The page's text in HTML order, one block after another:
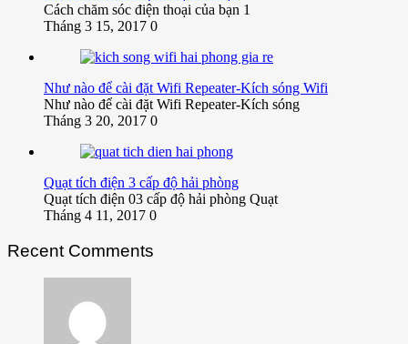
Cách chăm sóc điện thoại của bạn 1
Tháng 3 15, 2017 0
Như nào để cài đặt Wifi Repeater-Kích sóng Wifi
Như nào để cài đặt Wifi Repeater-Kích sóng
Tháng 3 20, 2017 0
Quạt tích điện 3 cấp độ hải phòng
Quạt tích điện 03 cấp độ hải phòng Quạt
Tháng 4 11, 2017 0
Recent Comments